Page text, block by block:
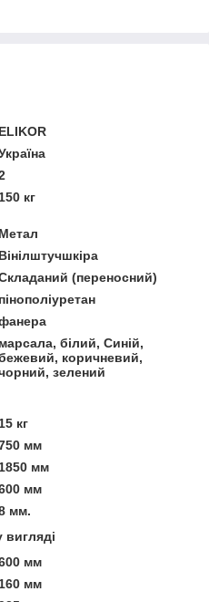
ELIKOR
кг
Метал
Вінілштучшкіра
(переносний)
пінополіуретан
марсала, білий, Синій,
коричневий,
зелений
кг
мм
мм
мм
мм.
мм
мм